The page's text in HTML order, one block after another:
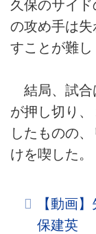
久保のサイ
の攻め手は
すことが難し
結局、試合
が押し切り
したものの
けを喫した。
【動画
保建英